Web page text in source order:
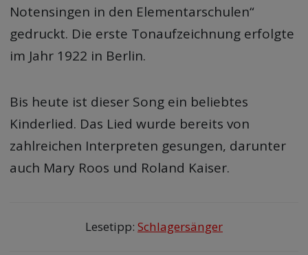
Notensingen in den Elementarschulen“
gedruckt. Die erste Tonaufzeichnung erfolgte
im Jahr 1922 in Berlin.
Bis heute ist dieser Song ein beliebtes
Kinderlied. Das Lied wurde bereits von
zahlreichen Interpreten gesungen, darunter
auch Mary Roos und Roland Kaiser.
Lesetipp: Schlagersänger